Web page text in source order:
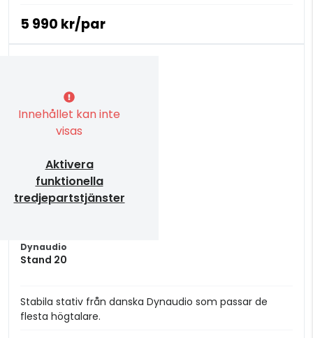
5 990 kr/par
Innehållet kan inte
visas
Aktivera
funktionella
tredjepartstjänster
Dynaudio
Stand 20
Stabila stativ från danska Dynaudio som passar de
flesta högtalare.